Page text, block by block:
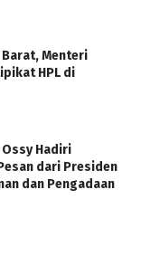
Barat, Menteri
HPL di
Hadiri
dari Presiden
dan Pengadaan